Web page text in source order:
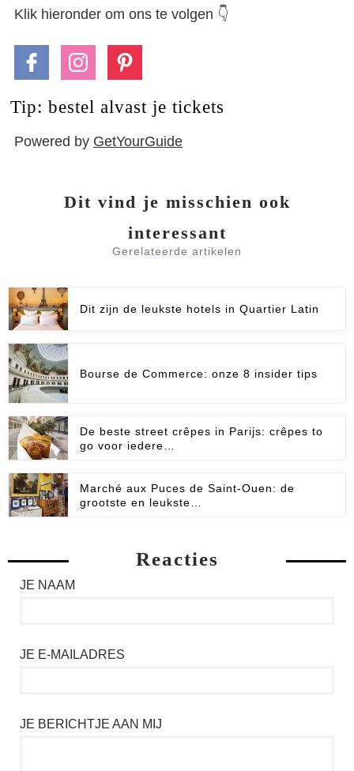
Klik hieronder om ons te volgen 👇
Tip: bestel alvast je tickets
Powered by GetYourGuide
Dit vind je misschien ook
interessant
Gerelateerde artikelen
Dit zijn de leukste hotels in Quartier Latin
Bourse de Commerce: onze 8 insider tips
De beste street crêpes in Parijs: crêpes to
go voor iedere…
Marché aux Puces de Saint-Ouen: de
grootste en leukste…
Reacties
JE NAAM
JE E-MAILADRES
JE BERICHTJE AAN MIJ